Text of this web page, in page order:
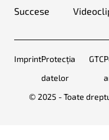
Succese
ImprintProtecția
datelor
GTC
© 2025 - Toate